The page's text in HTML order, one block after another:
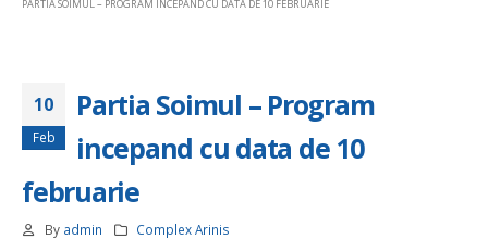
PARTIA SOIMUL – PROGRAM INCEPAND CU DATA DE 10 FEBRUARIE
10
Feb
Partia Soimul – Program
incepand cu data de 10
februarie
By admin Complex Arinis